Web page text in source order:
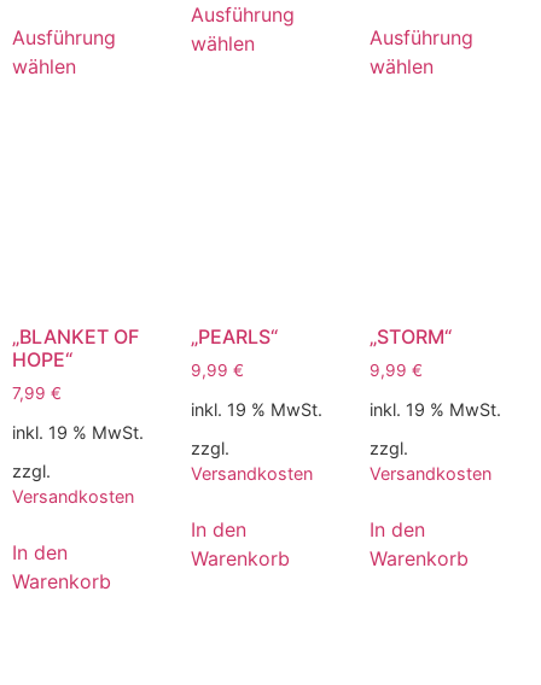
Ausführung
wählen
Ausführung
wählen
Ausführung
wählen
„BLANKET OF
HOPE“
7,99 €
inkl. 19 % MwSt.
zzgl.
Versandkosten
In den
Warenkorb
„PEARLS“
9,99 €
inkl. 19 % MwSt.
zzgl.
Versandkosten
In den
Warenkorb
„STORM“
9,99 €
inkl. 19 % MwSt.
zzgl.
Versandkosten
In den
Warenkorb